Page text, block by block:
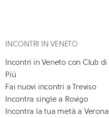
INCONTRI IN VENETO
Incontri in Veneto con Club di
Più
Fai nuovi incontri a Treviso
Incontra single a Rovigo
Incontra la tua metà a Verona